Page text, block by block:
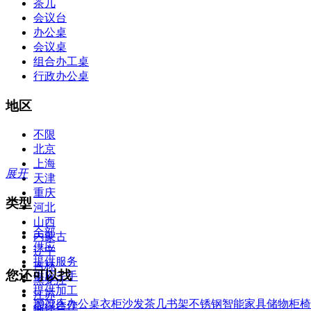
茶几
会议台
办公桌
会议桌
组合办工桌
行政办公桌
地区
不限
北京
上海
天津
重庆
河北
山西
内蒙古
辽宁
吉林
黑龙江
江苏
展开
类型
全部
供应
提供服务
供应二手
提供加工
提供合作
您还可以找
2022床办公桌衣柜沙发茶几书架不锈钢智能家具储物柜